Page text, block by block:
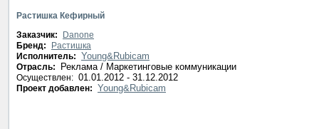
Растишка Кефирный
Заказчик:
Danone
Бренд:
Растишка
Исполнитель: Young&Rubicam
Отрасль: Реклама / Маркетинговые коммуникации
Осуществлен: 01.01.2012 - 31.12.2012
Проект добавлен: Young&Rubicam